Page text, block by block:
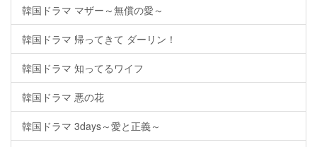
韓国ドラマ マザー～無償の愛～
韓国ドラマ 帰ってきて ダーリン！
韓国ドラマ 知ってるワイフ
韓国ドラマ 悪の花
韓国ドラマ 3days～愛と正義～